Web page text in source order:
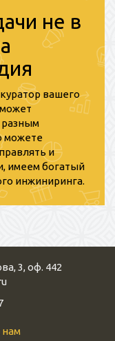
не в
вашего
разным
можете
и
имеем богатый
инжиниринга.
3, оф. 442
нам